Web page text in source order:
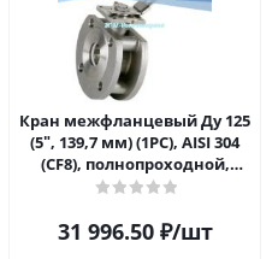
Кран межфланцевый Ду 125
(5ʺ, 139,7 мм) (1PC), AISI 304
(CF8), полнопроходной,
шаровой, односоставной с
ASMEB16.34, ISO5211
31 996.50₽/шт